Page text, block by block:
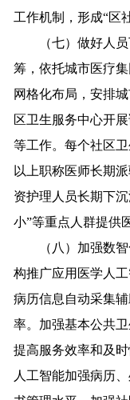
工作机制，形成“区
（七）做好人员
筹，依托城市医疗
网格化布局，安排
区卫生服务中心开
等工作。每个社区
以上职称医师长期
资护理人员长期下
小”等重点人群提供
（八）加强数智
构推广应用医学人
病历信息自动采集
率。加强基本公共
提高服务效率和及
人工智能加强病历